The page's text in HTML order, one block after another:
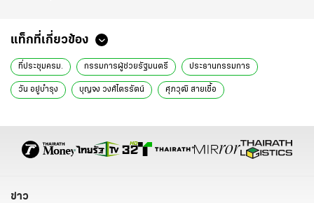
แท็กที่เกี่ยวข้อง
ที่ประชุมครม. กรรมการผู้ช่วยรัฐมนตรี ประธานกรรมการ
วัน อยู่บำรุง บุญจง วงศ์ไตรรัตน์ ศุภวุฒิ สายเชื้อ
ข่าว